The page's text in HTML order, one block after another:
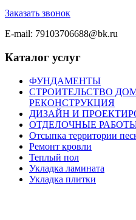
Заказать звонок
E-mail: 79103706688@bk.ru
Каталог услуг
ФУНДАМЕНТЫ
СТРОИТЕЛЬСТВО
РЕКОНСТРУКЦИЯ
ДИЗАЙН И
ОТДЕЛОЧНЫЕ
Отсыпка территории
Ремонт кровли
Теплый пол
Укладка ламината
Укладка плитки